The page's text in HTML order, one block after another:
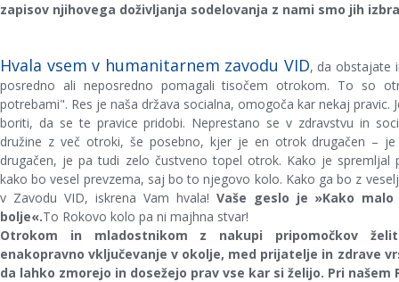
zapisov njihovega doživljanja sodelovanja z nami smo jih
Hvala vsem v humanitarnem zavodu VID, da obstajate
posredno ali neposredno pomagali tisočem otrokom. To so
potrebami". Res je naša država socialna, omogoča kar nekaj
boriti, da se te pravice pridobi. Neprestano se v zdravstvu in
družine z več otroki, še posebno, kjer je en otrok drugačen –
drugačen, je pa tudi zelo čustveno topel otrok. Kako je
kako bo vesel prevzema, saj bo to njegovo kolo. Kako ga bo z
v Zavodu VID, iskrena Vam hvala! Vaše geslo je »Kako
bolje«.To Rokovo kolo pa ni majhna stvar!
Otrokom in mladostnikom z nakupi pripomočkov
enakopravno vključevanje v okolje, med prijatelje in zdrave
da lahko zmorejo in dosežejo prav vse kar si želijo. Pri